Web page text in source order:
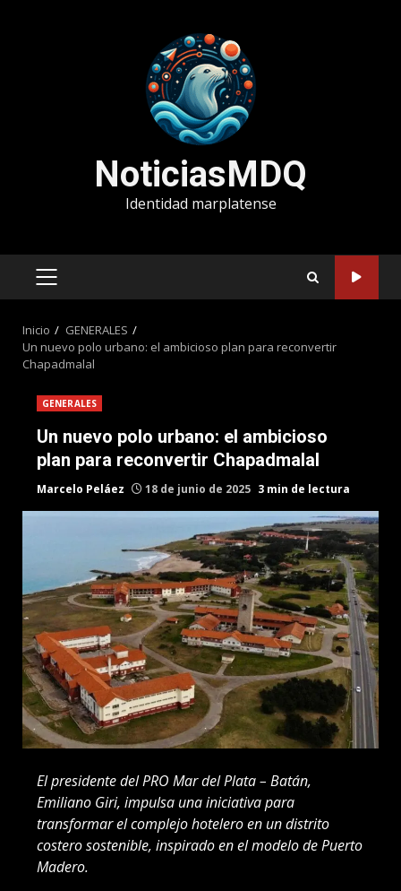
NoticiasMDQ
Identidad marplatense
MENÚ
Inicio
GENERALES
Un nuevo polo urbano: el ambicioso plan para reconvertir
Chapadmalal
GENERALES
Un nuevo polo urbano: el ambicioso
plan para reconvertir Chapadmalal
Marcelo Peláez 18 de junio de 2025 3 min de lectura
El presidente del PRO Mar del Plata – Batán,
Emiliano Giri, impulsa una iniciativa para
transformar el complejo hotelero en un distrito
costero sostenible, inspirado en el modelo de Puerto
Madero.